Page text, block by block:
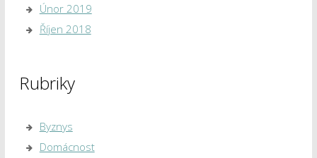
Únor 2019
Říjen 2018
Rubriky
Byznys
Domácnost